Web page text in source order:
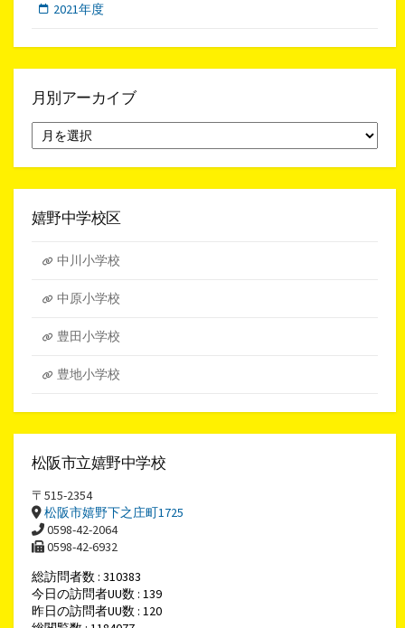
2021年度
月別アーカイブ
別
イ
嬉野中学校区
中川小学校
中原小学校
豊田小学校
豊地小学校
松阪市立嬉野中学校
〒515-2354
松阪市嬉野下之庄町1725
0598-42-2064
0598-42-6932
総訪問者数 : 310383
今日の訪問者UU数 : 139
昨日の訪問者UU数 : 120